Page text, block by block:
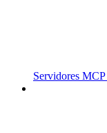
Servidores